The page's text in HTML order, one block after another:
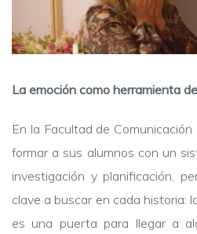
La emoción como herramienta
En la Facultad de
formar a sus alumnos con un
investigación y planificación,
clave a buscar en cada historia:
es una puerta para llegar a